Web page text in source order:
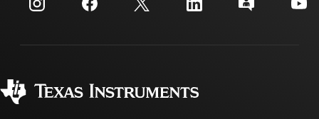
Investorenbeziehungen
myTI-Konto FAQs
Häufig gestellte Fragen zu Bestellungen